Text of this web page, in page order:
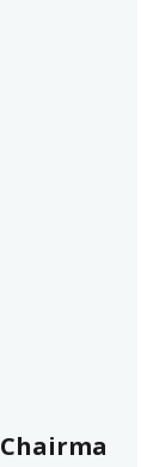
Chairma